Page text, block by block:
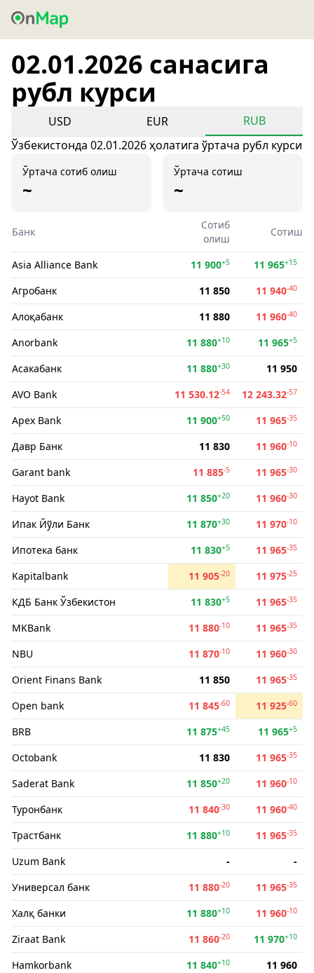
02.01.2026 санасига
рубл курси
USD EUR
RUB
Ўзбекистонда 02.01.2026 ҳолатига ўртача рубл курси
Ўртача сотиб олиш
~
Ўртача сотиш
~
Банк
Сотиб
олиш
Сотиш
Asia Alliance Bank 11 900+5 11 965+15
Агробанк 11 850 11 940-40
Алоқабанк 11 880 11 960-40
Anorbank 11 880+10 11 965+5
Асакабанк 11 880+30
11 950
AVO Bank
11 530.12-54 12 243.32-57
Apex Bank 11 900+50 11 965-35
Давр Банк 11 830 11 960-10
Garant bank 11 885-5 11 965-30
Hayot Bank 11 850+20 11 960-30
Ипак Йўли Банк 11 870+30 11 970-10
Ипотека банк 11 830+5 11 965-35
Kapitalbank 11 905-20 11 975-25
КДБ Банк Ўзбекистон 11 830+5 11 965-35
MKBank 11 880-10 11 965-35
NBU 11 870-10 11 960-30
Orient Finans Bank 11 850 11 965-35
Open bank 11 845-60 11 925-60
BRB 11 875+45 11 965+5
Octobank 11 830 11 965-35
Saderat Bank 11 850+20 11 960-10
Туронбанк 11 840-30 11 960-40
Трастбанк 11 880+10 11 965-35
Uzum Bank -
-
Универсал банк
11 880-20 11 965-35
Халқ банки 11 880+10 11 960-10
Ziraat Bank 11 860-20 11 970+10
Hamkorbank 11 840+10
11 960